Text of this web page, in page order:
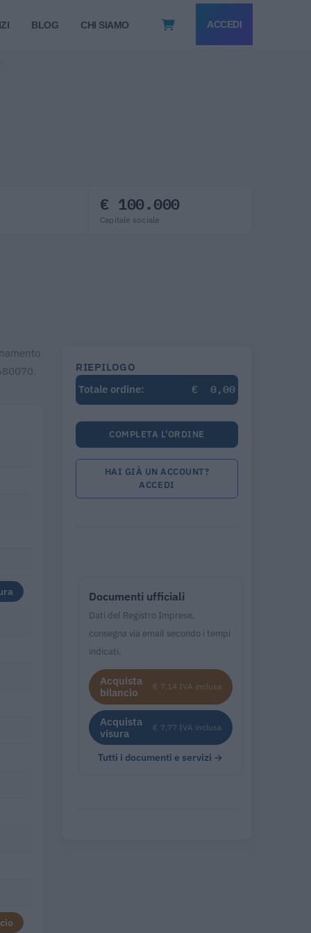
BLOG CHI SIAMO ACCEDI
€ 100.000
Capitale sociale
RIEPILOGO
Totale ordine:
€ 0,00
COMPLETA L'ORDINE
HAI GIÀ UN ACCOUNT?
ACCEDI
Documenti ufficiali
Dati del Registro Imprese,
consegna via email secondo i tempi
indicati.
Acquista
bilancio
€ 7,14 IVA inclusa
Acquista
visura
€ 7,77 IVA inclusa
Tutti i documenti e servizi →